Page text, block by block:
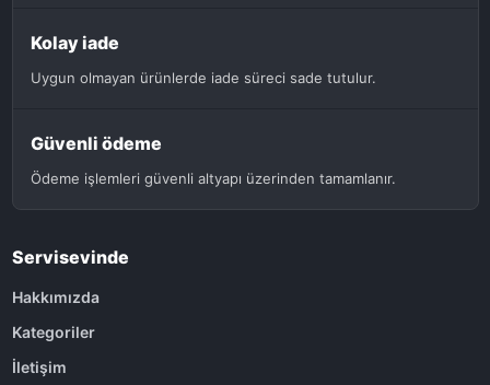
Kolay iade
Uygun olmayan ürünlerde iade süreci sade tutulur.
Güvenli ödeme
Ödeme işlemleri güvenli altyapı üzerinden tamamlanır.
Servisevinde
Hakkımızda
Kategoriler
İletişim